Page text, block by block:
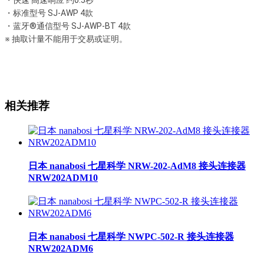
・标准型号 SJ-AWP 4款
・蓝牙®通信型号 SJ-AWP-BT 4款
※ 抽取计量不能用于交易或证明。
相关推荐
日本 nanabosi 七星科学 NRW-202-AdM8 接头连接器
NRW202ADM10
日本 nanabosi 七星科学 NWPC-502-R 接头连接器
NRW202ADM6